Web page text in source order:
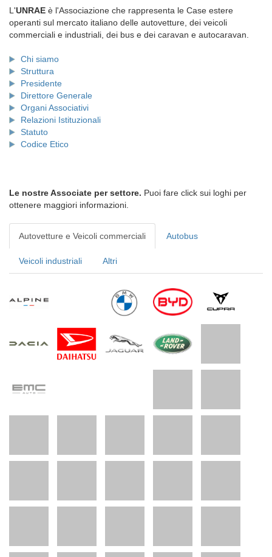
L'UNRAE è l'Associazione che rappresenta le Case estere
operanti sul mercato italiano delle autovetture, dei veicoli
commerciali e industriali, dei bus e dei caravan e autocaravan.
Chi siamo
Struttura
Presidente
Direttore Generale
Organi Associativi
Relazioni Istituzionali
Statuto
Codice Etico
Le nostre Associate per settore. Puoi fare click sui loghi per
ottenere maggiori informazioni.
Autovetture e Veicoli commerciali Autobus
Veicoli industriali Altri